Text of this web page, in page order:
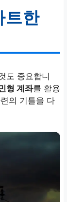
트한
도 중요합니
형 계좌를 활용
의 기틀을 다